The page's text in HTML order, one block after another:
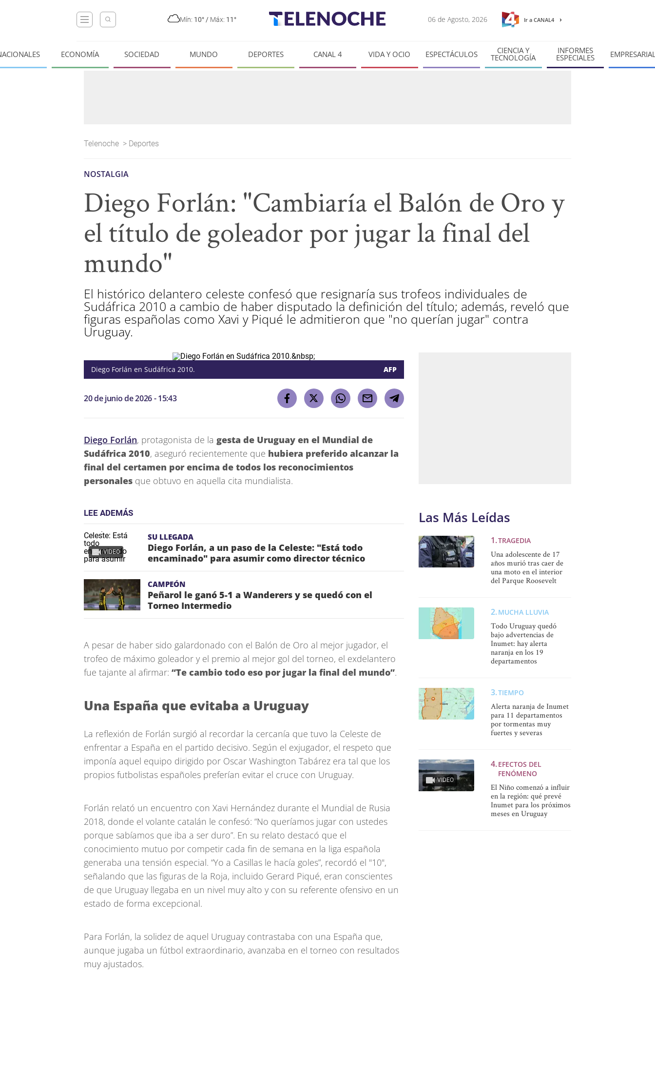
Mín: 10° / Máx: 11° 06 de Agosto, 2026 Ir a CANAL4
ECONOMÍA SOCIEDAD MUNDO DEPORTES CANAL 4 VIDA Y OCIO ESPECTÁCULOS CIENCIA Y
TECNOLOGÍA
INFORMES
ESPECIALES
Telenoche > Deportes
NOSTALGIA
Diego Forlán: "Cambiaría el Balón de Oro y
el título de goleador por jugar la final del
mundo"
El histórico delantero celeste confesó que resignaría sus trofeos individuales de
Sudáfrica 2010 a cambio de haber disputado la definición del título; además, reveló que
figuras españolas como Xavi y Piqué le admitieron que "no querían jugar" contra
Uruguay.
Diego Forlán en Sudáfrica 2010. AFP
20 de junio de 2026 - 15:43
Diego Forlán, protagonista de la gesta de Uruguay en el Mundial de
Sudáfrica 2010, aseguró recientemente que hubiera preferido alcanzar la
final del certamen por encima de todos los reconocimientos
personales que obtuvo en aquella cita mundialista.
LEE ADEMÁS
VIDEO
SU LLEGADA
Diego Forlán, a un paso de la Celeste: "Está todo
encaminado" para asumir como director técnico
CAMPEÓN
Peñarol le ganó 5-1 a Wanderers y se quedó con el
Torneo Intermedio
A pesar de haber sido galardonado con el Balón de Oro al mejor jugador, el
trofeo de máximo goleador y el premio al mejor gol del torneo, el exdelantero
fue tajante al afirmar: “Te cambio todo eso por jugar la final del mundo”.
Una España que evitaba a Uruguay
La reflexión de Forlán surgió al recordar la cercanía que tuvo la Celeste de
enfrentar a España en el partido decisivo. Según el exjugador, el respeto que
imponía aquel equipo dirigido por Oscar Washington Tabárez era tal que los
propios futbolistas españoles preferían evitar el cruce con Uruguay.
Forlán relató un encuentro con Xavi Hernández durante el Mundial de Rusia
2018, donde el volante catalán le confesó: “No queríamos jugar con ustedes
porque sabíamos que iba a ser duro”. En su relato destacó que el
conocimiento mutuo por competir cada fin de semana en la liga española
generaba una tensión especial. “Yo a Casillas le hacía goles”, recordó el "10",
señalando que las figuras de la Roja, incluido Gerard Piqué, eran conscientes
de que Uruguay llegaba en un nivel muy alto y con su referente ofensivo en un
estado de forma excepcional.
Para Forlán, la solidez de aquel Uruguay contrastaba con una España que,
aunque jugaba un fútbol extraordinario, avanzaba en el torneo con resultados
muy ajustados.
Las Más Leídas
TRAGEDIA
Una adolescente de 17
años murió tras caer de
una moto en el interior
del Parque Roosevelt
MUCHA LLUVIA
Todo Uruguay quedó
bajo advertencias de
Inumet: hay alerta
naranja en los 19
departamentos
TIEMPO
Alerta naranja de Inumet
para 11 departamentos
por tormentas muy
fuertes y severas
VIDEO
EFECTOS DEL
FENÓMENO
El Niño comenzó a influir
en la región: qué prevé
Inumet para los próximos
meses en Uruguay